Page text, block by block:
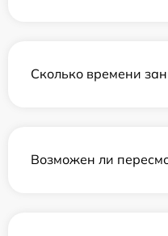
Сколько времени
Возможен ли